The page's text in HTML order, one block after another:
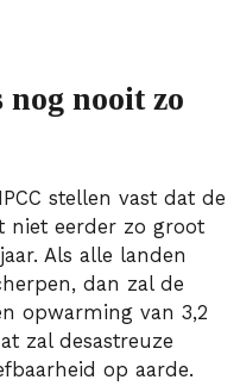
nog nooit zo
stellen vast dat de
niet eerder zo groot
Als alle landen
dan zal de
opwarming van 3,2
zal desastreuze
op aarde.